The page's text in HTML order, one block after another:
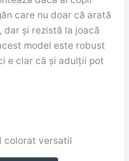
care nu doar că arată
dar și rezistă la joacă
model este robust
e clar că și adulții pot